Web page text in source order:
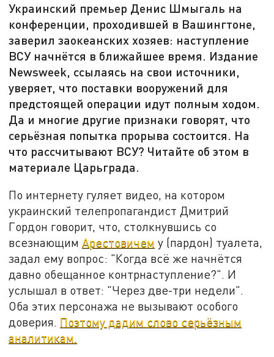
Украинский премьер Денис Шмыгаль на
конференции, проходившей в Вашингтоне,
заверил заокеанских хозяев: наступление
ВСУ начнётся в ближайшее время. Издание
Newsweek, ссылаясь на свои источники,
уверяет, что поставки вооружений для
предстоящей операции идут полным ходом.
Да и многие другие признаки говорят, что
серьёзная попытка прорыва состоится. На
что рассчитывают ВСУ? Читайте об этом в
материале Царьграда.
По интернету гуляет видео, на котором
украинский телепропагандист Дмитрий
Гордон говорит, что, столкнувшись со
всезнающимАрестовичем у (пардон) туалета,
задал ему вопрос: "Когда всё же начнётся
давно обещанное контрнаступление?". И
услышал в ответ: "Через две-три недели".
Оба этих персонажа не вызывают особого
доверия. Поэтому дадим слово серьёзным
аналитикам.